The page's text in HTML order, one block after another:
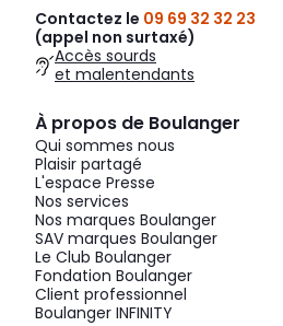
Contactez le 09 69 32 32 23
(appel non surtaxé)
Accès sourds
et malentendants
À propos de Boulanger
Qui sommes nous
Plaisir partagé
L'espace Presse
Nos services
Nos marques Boulanger
SAV marques Boulanger
Le Club Boulanger
Fondation Boulanger
Client professionnel
Boulanger INFINITY